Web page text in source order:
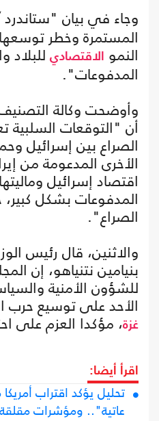
وجاء في بيان "ستاندرد
المستمرة وخطر
النمو الاقتصادي للبلاد
المدفوعات".
وأوضحت وكالة
أن "التوقعات
الصراع بين إسرائيل
الأخرى المدعومة من
اقتصاد إسرائيل
المدفوعات بشكل
الصراع".
والاثنين، قال رئيس
بنيامين نتنياهو، إن
للشؤون الأمنية
الأحد على توسيع حرب
غزة، مؤكدا العزم على
اقرأ أيضا:
تحليل يؤكد اقتراب
عاتية".. ومؤشرات مقلقة